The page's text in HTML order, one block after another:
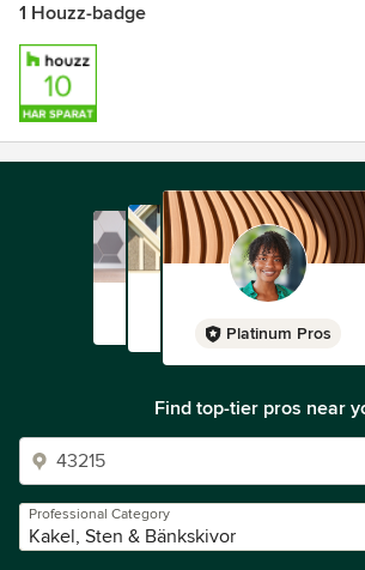
1 Houzz-badge
Platinum Pros
Find top-tier pros near
Professional Category
Kakel, Sten & Bänkskivor